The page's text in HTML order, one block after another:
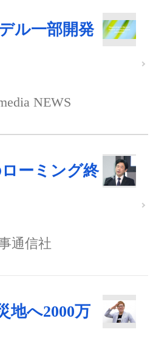
ル一部開発
NEWS
ーミング終
通信社
地へ2000万